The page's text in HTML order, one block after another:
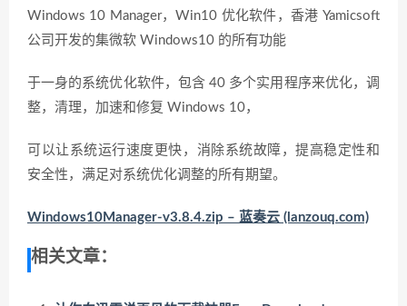
Windows 10 Manager，Win10 优化软件，香港 Yamicsoft
公司开发的集微软 Windows10 的所有功能
于一身的系统优化软件，包含 40 多个实用程序来优化，调
整，清理，加速和修复 Windows 10，
可以让系统运行速度更快，消除系统故障，提高稳定性和
安全性，满足对系统优化调整的所有期望。
Windows10Manager-v3.8.4.zip – 蓝奏云 (lanzouq.com)
相关文章：